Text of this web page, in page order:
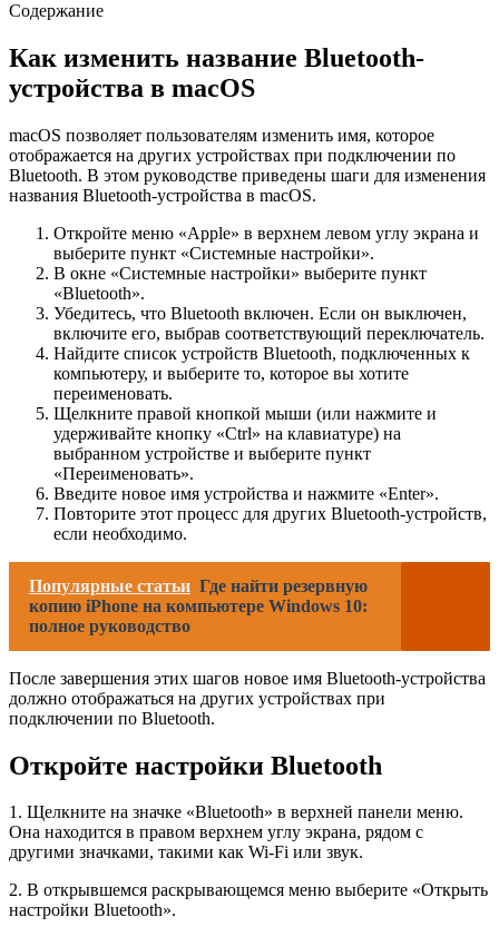
Содержание
Как изменить название Bluetooth-
устройства в macOS
macOS позволяет пользователям изменить имя, которое
отображается на других устройствах при подключении по
Bluetooth. В этом руководстве приведены шаги для изменения
названия Bluetooth-устройства в macOS.
Откройте меню «Apple» в верхнем левом углу экрана и
выберите пункт «Системные настройки».
В окне «Системные настройки» выберите пункт
«Bluetooth».
Убедитесь, что Bluetooth включен. Если он выключен,
включите его, выбрав соответствующий переключатель.
Найдите список устройств Bluetooth, подключенных к
компьютеру, и выберите то, которое вы хотите
переименовать.
Щелкните правой кнопкой мыши (или нажмите и
удерживайте кнопку «Ctrl» на клавиатуре) на
выбранном устройстве и выберите пункт
«Переименовать».
Введите новое имя устройства и нажмите «Enter».
Повторите этот процесс для других Bluetooth-устройств,
если необходимо.
Популярные статьи Где найти резервную
копию iPhone на компьютере Windows 10:
полное руководство
После завершения этих шагов новое имя Bluetooth-устройства
должно отображаться на других устройствах при
подключении по Bluetooth.
Откройте настройки Bluetooth
1. Щелкните на значке «Bluetooth» в верхней панели меню.
Она находится в правом верхнем углу экрана, рядом с
другими значками, такими как Wi-Fi или звук.
2. В открывшемся раскрывающемся меню выберите «Открыть
настройки Bluetooth».